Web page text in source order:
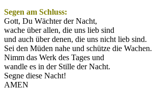
Segen am Schluss:
Gott, Du Wächter der Nacht,
wache über allen, die uns lieb sind
und auch über denen, die uns nicht lieb sind.
Sei den Müden nahe und schütze die Wachen.
Nimm das Werk des Tages und
wandle es in der Stille der Nacht.
Segne diese Nacht!
AMEN